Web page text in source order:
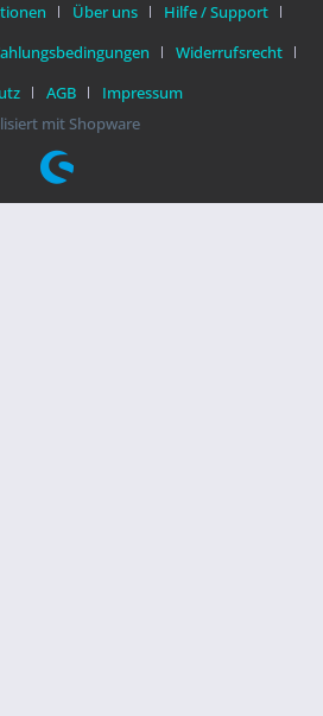
Über uns
Hilfe / Support
Widerrufsrecht
AGB
Impressum
mit Shopware